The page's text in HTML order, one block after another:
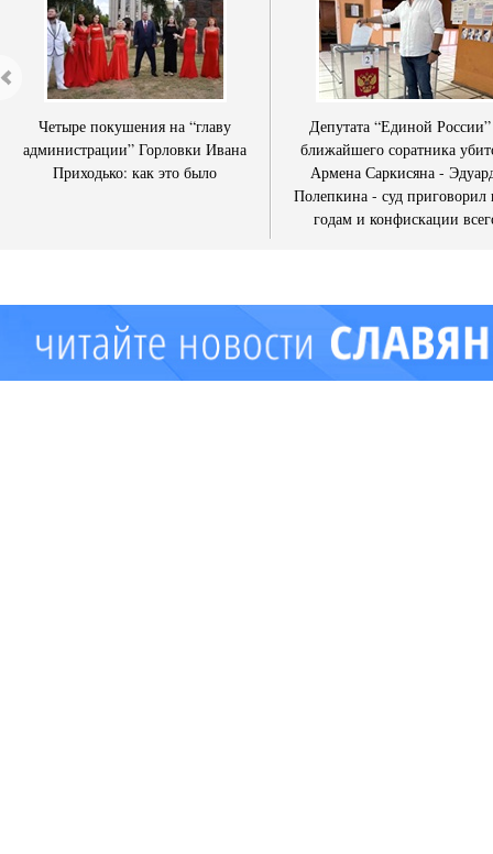
Четыре покушения на “главу
администрации” Горловки Ивана
Приходько: как это было
Депутата “Единой
ближайшего соратника
Армена Саркисяна -
Полепкина - суд приговорил
годам и конфискации